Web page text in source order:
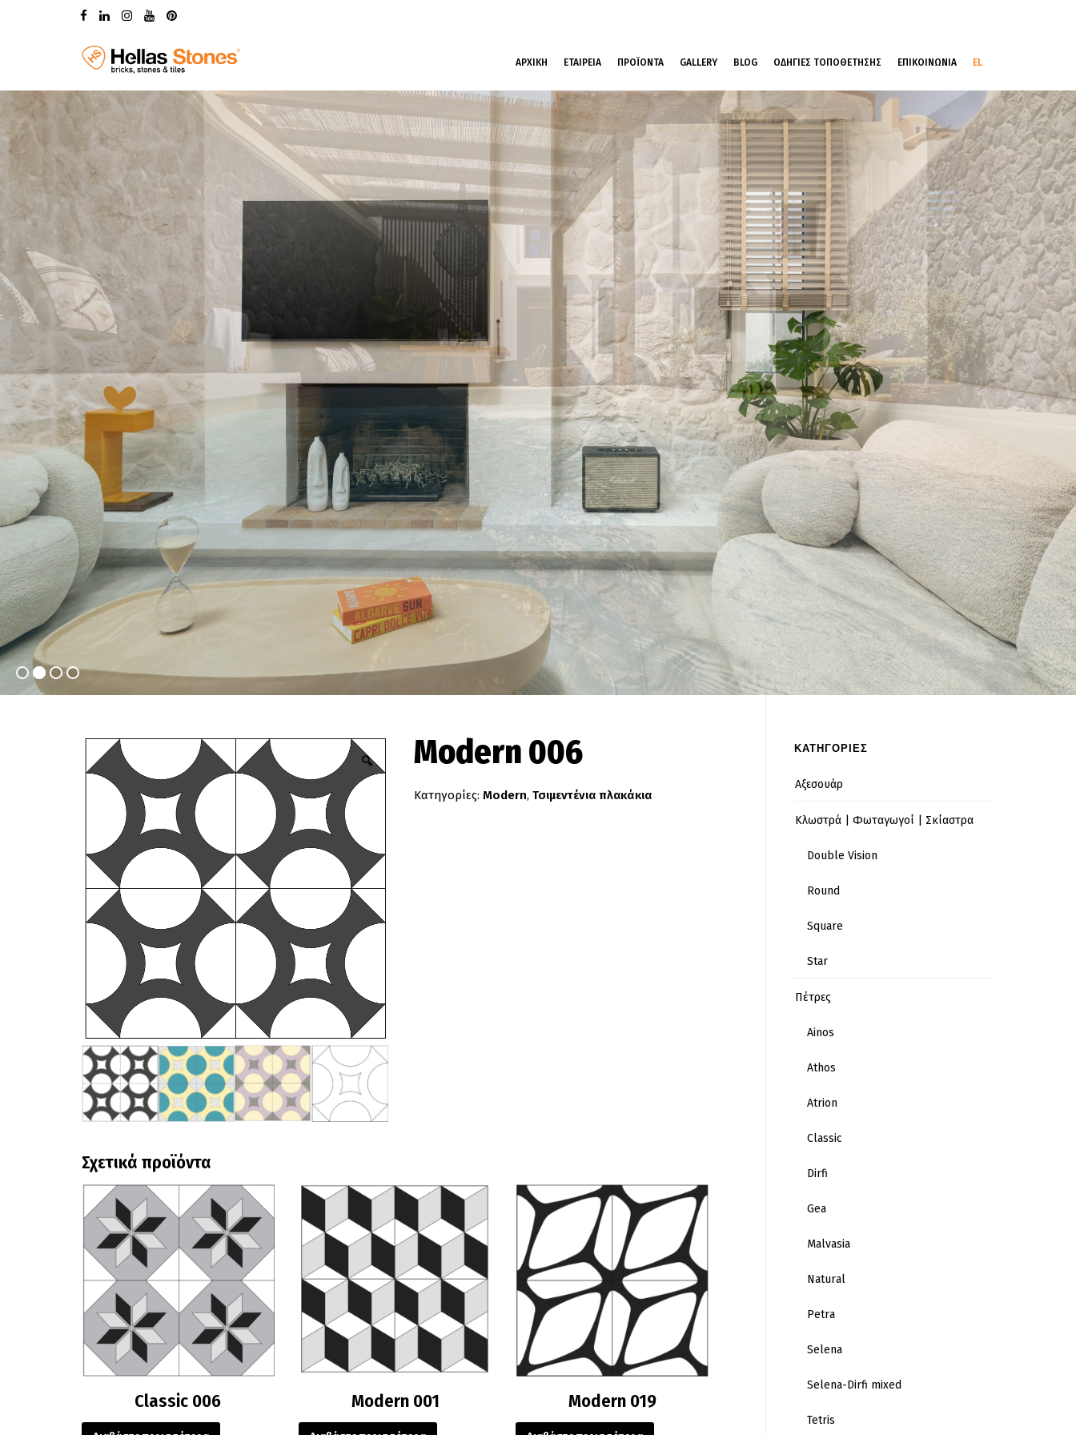
ΑΡΧΙΚΗ ΕΤΑΙΡΕΙΑ ΠΡΟΪΟΝΤΑ GALLERY BLOG ΟΔΗΓΙΕΣ ΤΟΠΟΘΕΤΗΣΗΣ ΕΠΙΚΟΙΝΩΝΙΑ EL
🔍 Modern 006
Κατηγορίες: Modern, Τσιμεντένια πλακάκια
Σχετικά προϊόντα
Classic 006 Modern 001 Modern 019
ΚΑΤΗΓΟΡΙΕΣ
Αξεσουάρ
Κλωστρά | Φωταγωγοί | Σκίαστρα
Double Vision
Round
Square
Star
Πέτρες
Ainos
Athos
Atrion
Classic
Dirfi
Gea
Malvasia
Natural
Petra
Selena
Selena-Dirfi mixed
Tetris